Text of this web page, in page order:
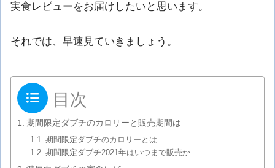
実食レビューをお届けしたいと思います。
それでは、早速見ていきましょう。
目次
期間限定ダブチのカロリーと販売期間は
期間限定ダブチのカロリーとは
期間限定ダブチ2021年はいつまで販売か